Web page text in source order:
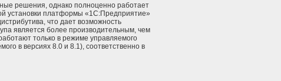
решения, однако полноценно работает
установки платформы «1С:Предприятие»
что дает возможность
является более производительным, чем
только в режиме управляемого
в версиях 8.0 и 8.1), соответственно в